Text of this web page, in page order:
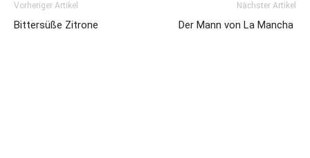
Vorheriger Artikel
Bittersüße Zitrone
Nächster Artikel
Der Mann von La Mancha